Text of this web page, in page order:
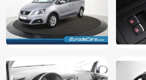
Start/stop systeem
Stuurbekrachtiging
Stuurbekrachtiging snelheidsafhankelijk
Stuur multifunctioneel
Stuur verstelbaar